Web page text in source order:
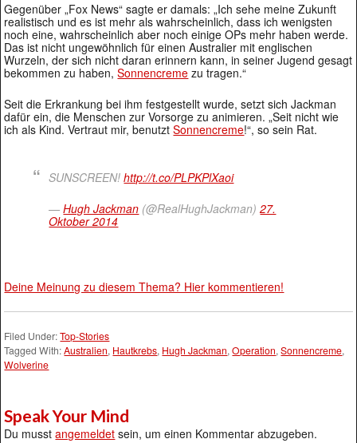
Gegenüber „Fox News“ sagte er damals: „Ich sehe meine Zukunft
realistisch und es ist mehr als wahrscheinlich, dass ich wenigsten
noch eine, wahrscheinlich aber noch einige OPs mehr haben werde.
Das ist nicht ungewöhnlich für einen Australier mit englischen
Wurzeln, der sich nicht daran erinnern kann, in seiner Jugend gesagt
bekommen zu haben,Sonnencreme zu tragen.“
Seit die Erkrankung bei ihm festgestellt wurde, setzt sich Jackman
dafür ein, die Menschen zur Vorsorge zu animieren. „Seit nicht wie
ich als Kind. Vertraut mir, benutztSonnencreme!“, so sein Rat.
SUNSCREEN!http://t.co/PLPKPlXaoi
—Hugh Jackman (@RealHughJackman)27.
Oktober 2014
Deine Meinung zu diesem Thema? Hier kommentieren!
Filed Under:Top-Stories
Tagged With:Australien, Hautkrebs, Hugh Jackman,Operation,Sonnencreme,
Wolverine
Speak Your Mind
Du musstangemeldet sein, um einen Kommentar abzugeben.